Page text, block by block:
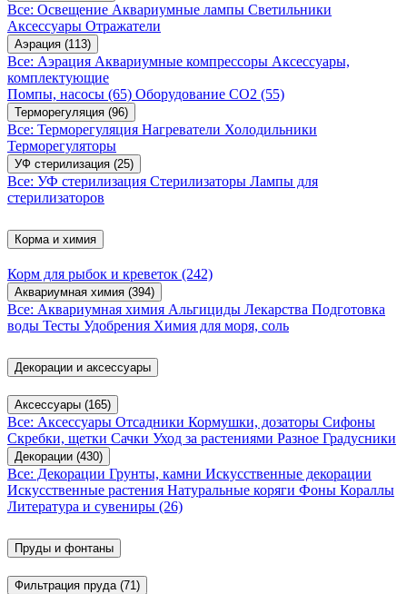
Все: Освещение Аквариумные лампы Светильники
Аксессуары Отражатели
Аэрация (113)
Все: Аэрация Аквариумные компрессоры Аксессуары,
комплектующие
Помпы, насосы (65) Оборудование CO2 (55)
Терморегуляция (96)
Все: Терморегуляция Нагреватели Холодильники
Терморегуляторы
УФ стерилизация (25)
Все: УФ стерилизация Стерилизаторы Лампы для
стерилизаторов
Корма и химия
Корм для рыбок и креветок (242)
Аквариумная химия (394)
Все: Аквариумная химия Альгициды Лекарства Подготовка
воды Тесты Удобрения Химия для моря, соль
Декорации и аксессуары
Аксессуары (165)
Все: Аксессуары Отсадники Кормушки, дозаторы Сифоны
Скребки, щетки Сачки Уход за растениями Разное Градусники
Декорации (430)
Все: Декорации Грунты, камни Искусственные декорации
Искусственные растения Натуральные коряги Фоны Кораллы
Литература и сувениры (26)
Пруды и фонтаны
Фильтрация пруда (71)